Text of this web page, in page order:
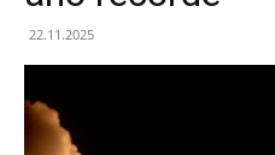
22.11.2025